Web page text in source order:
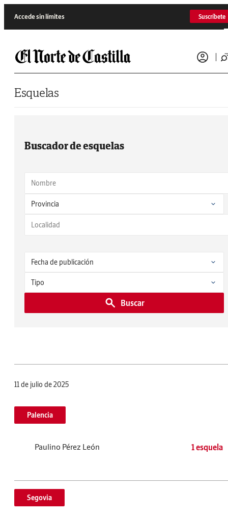
Accede sin límites Suscríbete
Esquelas
Buscador de esquelas
Buscar
11 de julio de 2025
Palencia
Paulino Pérez León 1 esquela
Segovia